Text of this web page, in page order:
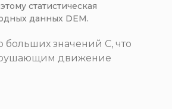
статистическая
данных DEM.
значений C, что
движение